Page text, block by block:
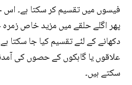
فیسوں میں تقسیم کر سکتا ہے۔
پھر اگلے حلقے میں مزید خاص
دکھانے کے لئے تقسیم کیا جا سکتا
علاقوں یا گاہکوں کے حصوں کی
سکتے ہیں۔